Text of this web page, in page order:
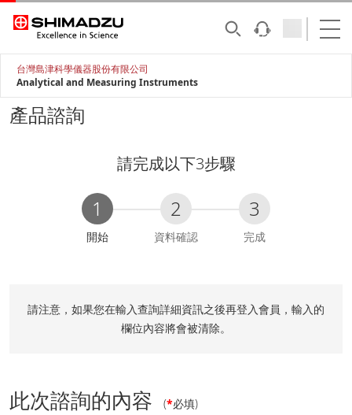
台灣島津科學儀器股份有限公司
Analytical and Measuring Instruments
產品諮詢
請完成以下3步驟
1
C
e
n
開始
2
資料確認
3
完成
請注意，如果您在輸入查詢詳細資訊之後再登入會員，輸入的
欄位內容將會被清除。
此次諮詢的內容 (*必填)